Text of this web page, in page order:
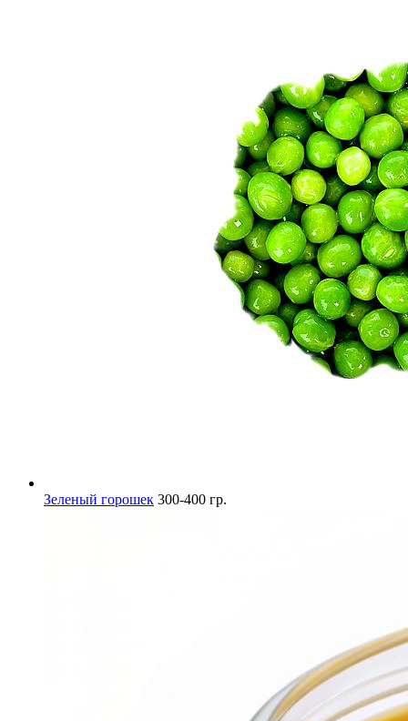
Зеленый горошек 300-400 гр.